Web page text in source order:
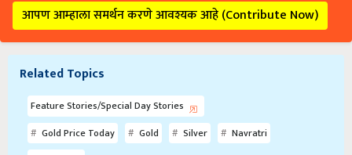
आपण आम्हाला समर्थन करणे आवश्यक आहे (Contribute Now)
Related Topics
Feature Stories/Special Day Stories
Gold Price Today
Gold Silver
Navratri